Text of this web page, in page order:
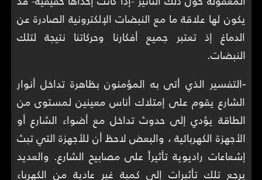
يكون لها علاقة ما مع النبضات الإلكترونية الصادرة عن
الدماغ إذ تعتبر جميع أفكارنا وحركاتنا نتيجة لتلك
النبضات.
-التفسير الذي أتى به المؤمنون بظاهرة تداخل أنوار
الشارع يقوم على إمتلاك أناس معينين لمستوى من
الطاقة يؤدي إلى حدوث تداخل مع أضواء الشارع أو
الأجهزة الكهربائية ، والبعض لاحظ أن للأجهزة التي تبث
إشعاعات راديوية تأثيراً على مصابيح الشارع. والعديد
يرجع تلك تأثيرات إلى كمية غير عادية من الكهرباء